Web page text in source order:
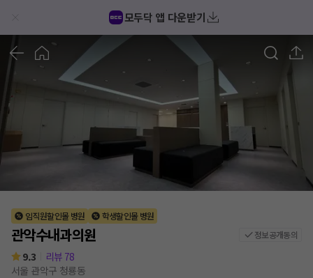
모두닥 앱 다운받기
1/
임직원할인몰 병원 학생할인몰 병원
관악수내과의원 정보공개동의
9.3 리뷰 78
서울 관악구 청룡동
관악수내과의원 후기/가격/비용 (2026) | 모두닥